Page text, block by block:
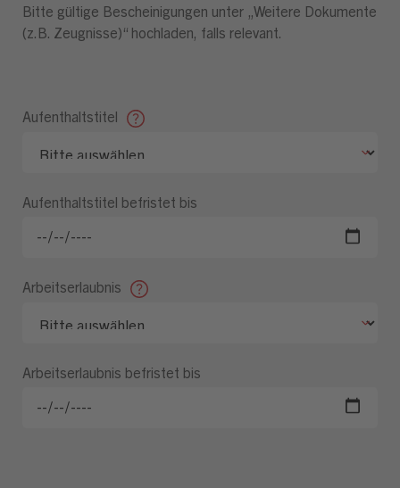
Bitte gültige Bescheinigungen unter „Weitere Dokumente
(z.B. Zeugnisse)“ hochladen, falls relevant.
Aufenthaltstitel
Aufenthaltstitel befristet bis
Arbeitserlaubnis
Arbeitserlaubnis befristet bis